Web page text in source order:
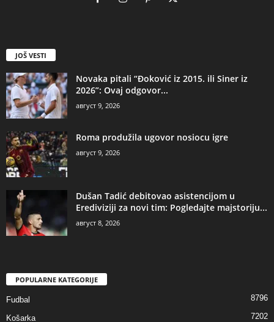
JOŠ VESTI
Novaka pitali “Đoković iz 2015. ili Siner iz
2026”: Ovaj odgovor...
август 9, 2026
Roma produžila ugovor nosiocu igre
август 9, 2026
Dušan Tadić debitovao asistencijom u
Erediviziji za novi tim: Pogledajte majstoriju...
август 8, 2026
POPULARNE KATEGORIJE
Fudbal 8796
Košarka 7202